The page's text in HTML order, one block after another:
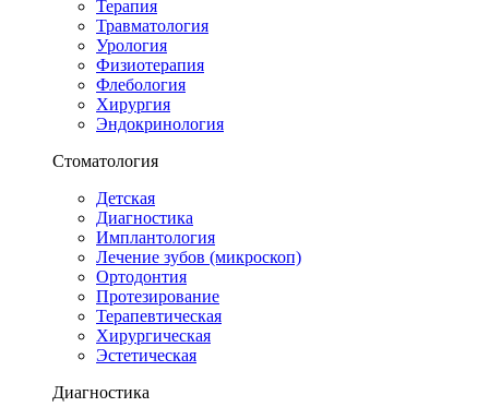
Терапия
Травматология
Урология
Физиотерапия
Флебология
Хирургия
Эндокринология
Стоматология
Детская
Диагностика
Имплантология
Лечение зубов (микроскоп)
Ортодонтия
Протезирование
Терапевтическая
Хирургическая
Эстетическая
Диагностика